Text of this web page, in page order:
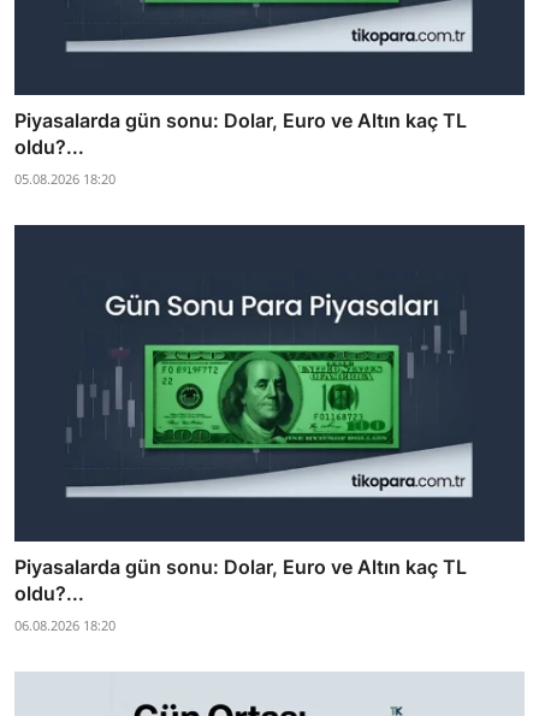
Piyasalarda gün sonu: Dolar, Euro ve Altın kaç TL
oldu?...
05.08.2026 18:20
Piyasalarda gün sonu: Dolar, Euro ve Altın kaç TL
oldu?...
06.08.2026 18:20